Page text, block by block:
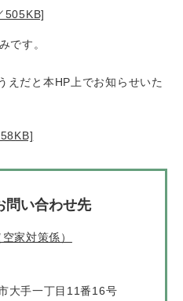
505KB]
です。
えだと本HP上でお知らせいた
問い合わせ先
家対策係）
大手一丁目11番16号